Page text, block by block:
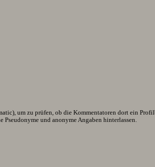
um zu prüfen, ob die Kommentatoren dort ein
Pseudonyme und anonyme Angaben hinterlassen.